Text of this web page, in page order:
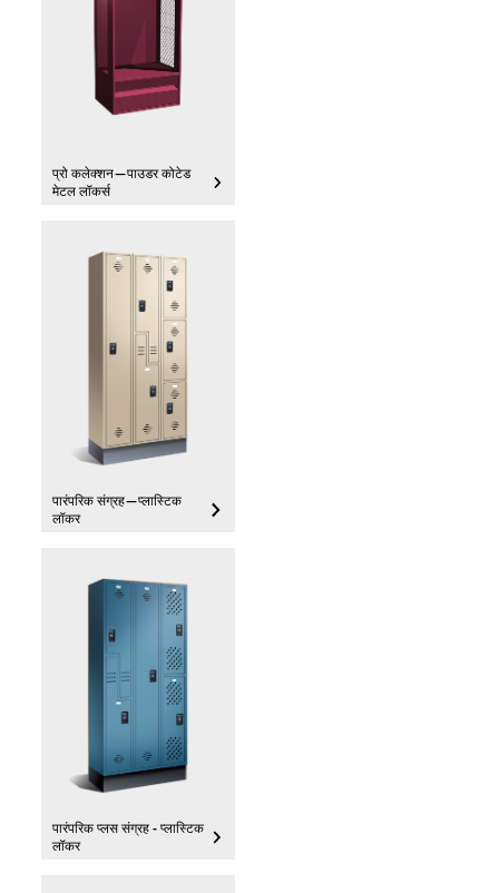
प्रो कलेक्शन—पाउडर कोटेड
मेटल लॉकर्स
पारंपरिक संग्रह—प्लास्टिक
लॉकर
पारंपरिक प्लस संग्रह - प्लास्टिक
लॉकर